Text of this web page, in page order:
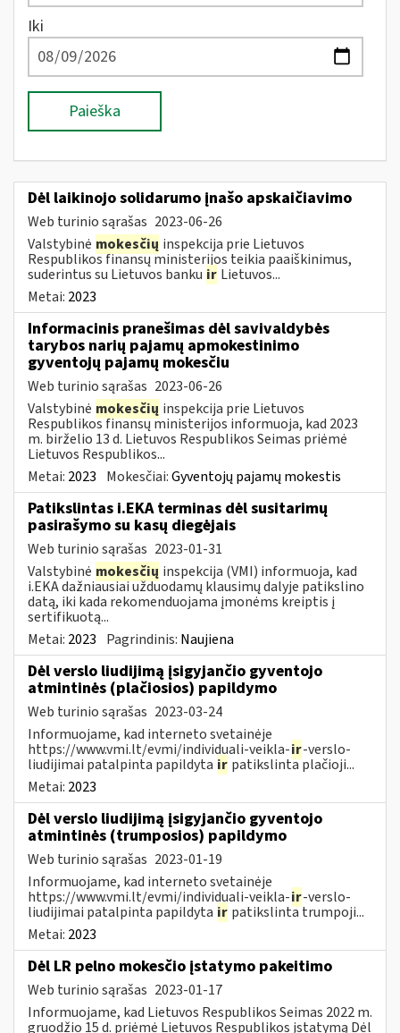
Iki
Paieška
Dėl laikinojo solidarumo įnašo apskaičiavimo
Web turinio sąrašas 2023-06-26
Valstybinė mokesčių inspekcija prie Lietuvos
Respublikos finansų ministerijos teikia paaiškinimus,
suderintus su Lietuvos banku ir Lietuvos...
Metai: 2023
Informacinis pranešimas dėl savivaldybės
tarybos narių pajamų apmokestinimo
gyventojų pajamų mokesčiu
Web turinio sąrašas 2023-06-26
Valstybinė mokesčių inspekcija prie Lietuvos
Respublikos finansų ministerijos informuoja, kad 2023
m. birželio 13 d. Lietuvos Respublikos Seimas priėmė
Lietuvos Respublikos...
Metai: 2023 Mokesčiai:Gyventojų pajamų mokestis
Patikslintas i.EKA terminas dėl susitarimų
pasirašymo su kasų diegėjais
Web turinio sąrašas 2023-01-31
Valstybinė mokesčių inspekcija (VMI) informuoja, kad
i.EKA dažniausiai užduodamų klausimų dalyje patikslino
datą, iki kada rekomenduojama įmonėms kreiptis į
sertifikuotą...
Metai: 2023 Pagrindinis: Naujiena
Dėl verslo liudijimą įsigyjančio gyventojo
atmintinės (plačiosios) papildymo
Web turinio sąrašas 2023-03-24
Informuojame, kad interneto svetainėje
https://www.vmi.lt/evmi/individuali-veikla-ir-verslo-
liudijimai patalpinta papildyta ir patikslinta plačioji...
Metai: 2023
Dėl verslo liudijimą įsigyjančio gyventojo
atmintinės (trumposios) papildymo
Web turinio sąrašas 2023-01-19
Informuojame, kad interneto svetainėje
https://www.vmi.lt/evmi/individuali-veikla-ir-verslo-
liudijimai patalpinta papildyta ir patikslinta trumpoji...
Metai: 2023
Dėl LR pelno mokesčio įstatymo pakeitimo
Web turinio sąrašas 2023-01-17
Informuojame, kad Lietuvos Respublikos Seimas 2022 m.
gruodžio 15 d. priėmė Lietuvos Respublikos įstatymą Dėl